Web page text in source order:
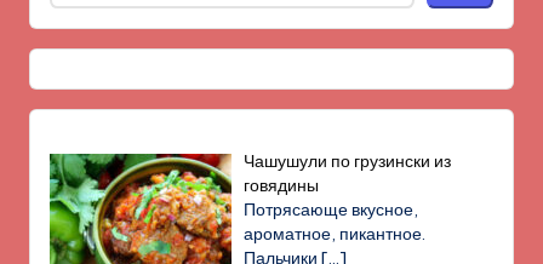
Чашушули по грузински из
говядины
Потрясающе вкусное,
ароматное, пикантное.
Пальчики[…]